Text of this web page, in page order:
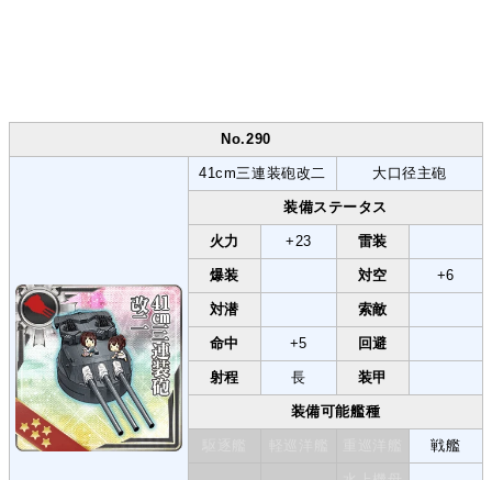
No.290
41cm三連装砲改二 大口径主砲
装備ステータス
火力 +23 雷装
爆装 対空 +6
対潜 索敵
命中 +5 回避
射程 長 装甲
装備可能艦種
戦艦